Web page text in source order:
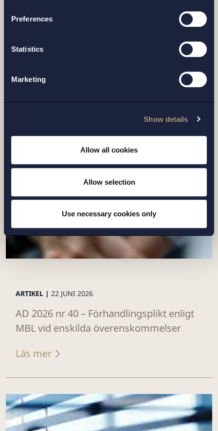
Preferences
Statistics
Marketing
Show details
Allow all cookies
Allow selection
Use necessary cookies only
Arbetsrättsliga nyheter – juni 2026
Läs mer
ARTIKEL | 22 JUNI 2026
AD 2026 nr 40 – Förhandlingsplikt enligt
MBL vid enskilda överenskommelser
Läs mer